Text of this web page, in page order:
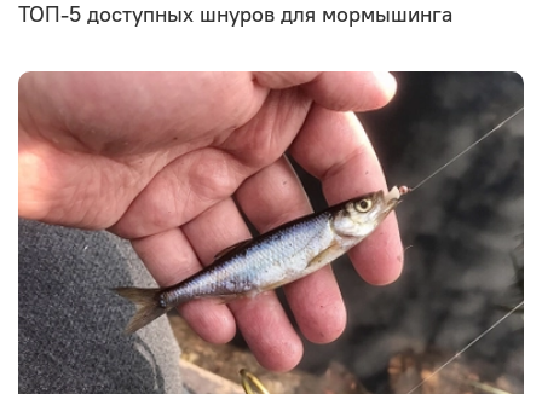
ТОП-5 доступных шнуров для мормышинга